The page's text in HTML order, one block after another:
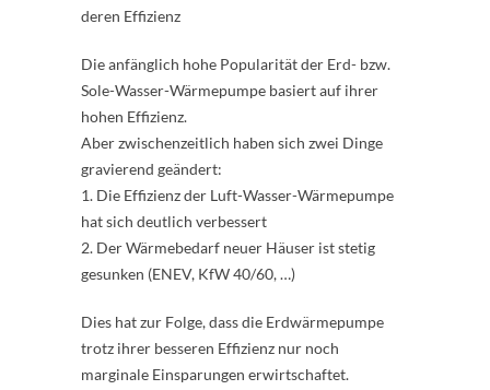
deren Effizienz
Die anfänglich hohe Popularität der Erd- bzw.
Sole-Wasser-Wärmepumpe basiert auf ihrer
hohen Effizienz.
Aber zwischenzeitlich haben sich zwei Dinge
gravierend geändert:
1. Die Effizienz der Luft-Wasser-Wärmepumpe
hat sich deutlich verbessert
2. Der Wärmebedarf neuer Häuser ist stetig
gesunken (ENEV, KfW 40/60, …)
Dies hat zur Folge, dass die Erdwärmepumpe
trotz ihrer besseren Effizienz nur noch
marginale Einsparungen erwirtschaftet.